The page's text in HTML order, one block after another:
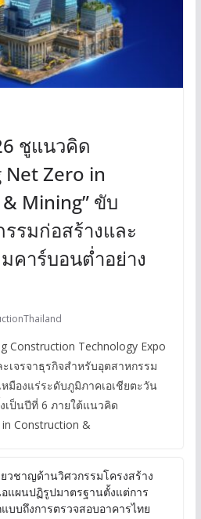
ชูแนวคิด
Net Zero in
Mining” ขับ
รมก่อสร้างและ
คาร์บอนต่ำอย่าง
Construction Technology Expo
เจรจาธุรกิจสำหรับอุตสาหกรรม
มืองแร่ระดับภูมิภาคเอเชียตะวัน
เป็นปีที่ 6 ภายใต้แนวคิด
Construction &
ยวชาญด้านวิศวกรรมโครงสร้าง
อแผนปฏิรูปมาตรฐานตั้งแต่การ
แบบถึงการตรวจสอบอาคารไทย